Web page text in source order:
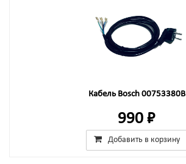
Кабель Bosch 00753380B
990 ₽
Добавить в корзину